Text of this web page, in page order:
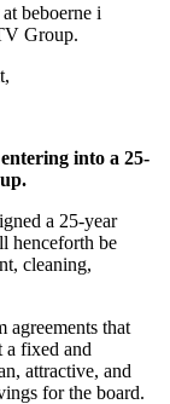
beboerne i
Group.
into a 25-
a 25-year
henceforth be
cleaning,
that
a fixed and
attractive, and
for the board.